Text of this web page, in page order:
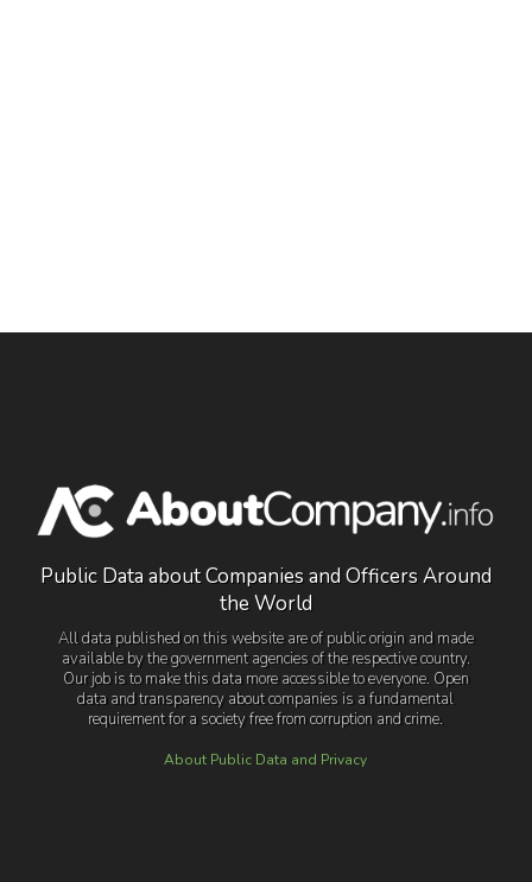
Public Data about Companies and Officers Around
the World
All data published on this website are of public origin and made
available by the government agencies of the respective country.
Our job is to make this data more accessible to everyone. Open
data and transparency about companies is a fundamental
requirement for a society free from corruption and crime.
About Public Data and Privacy